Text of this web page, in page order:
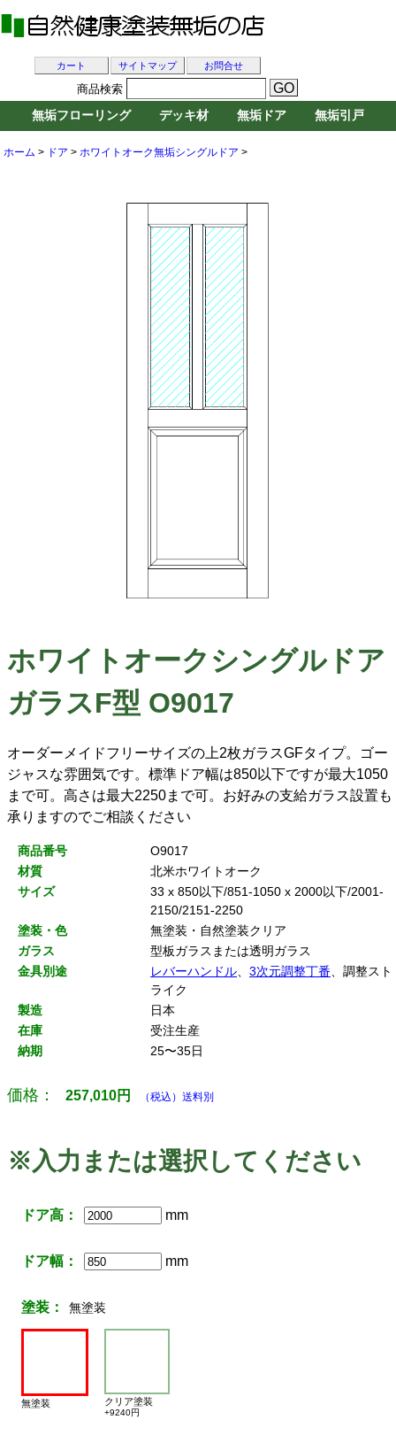
ホーム > ドア > ホワイトオーク無垢シングルドア >
ホワイトオークシングルドア
ガラスF型 O9017
オーダーメイドフリーサイズの上2枚ガラスGFタイプ。ゴー
ジャスな雰囲気です。標準ドア幅は850以下ですが最大1050
まで可。高さは最大2250まで可。お好みの支給ガラス設置も
承りますのでご相談ください
商品番号
O9017
材質
北米ホワイトオーク
サイズ
33 x 850以下/851-1050 x 2000以下/2001-
2150/2151-2250
塗装・色
無塗装・自然塗装クリア
ガラス
型板ガラスまたは透明ガラス
金具別途
レバーハンドル、 3次元調整丁番、調整スト
ライク
製造
日本
在庫
受注生産
納期
25〜35日
価格： 257,010円 （税込）送料別
※入力または選択してください
ドア高： mm
ドア幅： mm
塗装： 無塗装
無塗装 クリア塗装
+9240円
カート サイトマップ お問合せ
商品検索
無垢フローリング デッキ材 無垢ドア 無垢引戸